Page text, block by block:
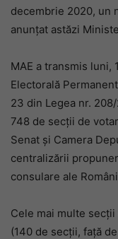
decembrie 2020, un
anunțat astăzi
MAE a transmis luni,
Electorală
23 din Legea nr.
748 de secții de
Senat și Camera
centralizării
consulare ale
Cele mai multe
(140 de secții, față